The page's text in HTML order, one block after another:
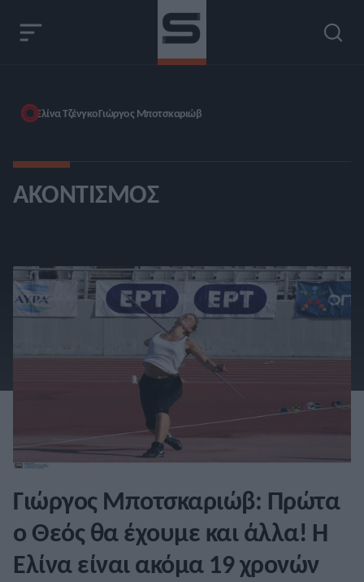
Ελίνα ΤζένγκοΓιώργος Μποτσκαριώβ
ΑΚΟΝΤΙΣΜΌΣ
Γιώργος Μποτσκαριώβ: Πρώτα
ο Θεός θα έχουμε και άλλα! Η
Ελίνα είναι ακόμα 19 χρονών